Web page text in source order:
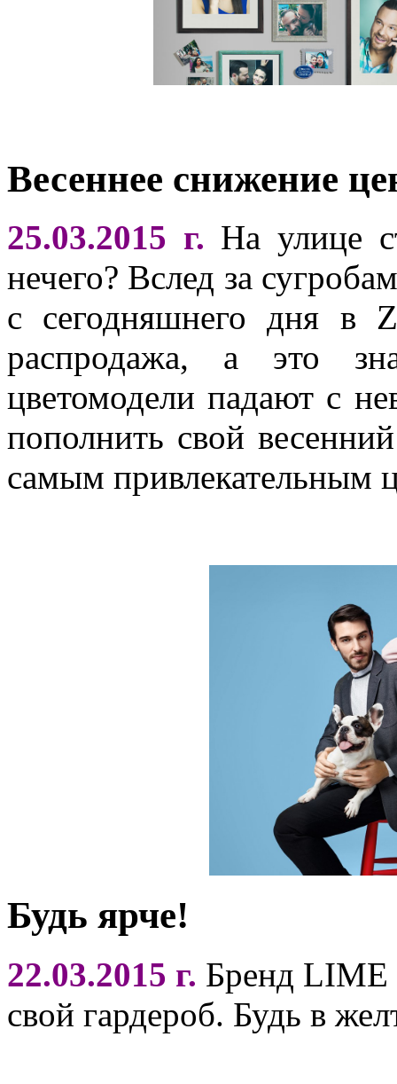
Весеннее снижение
25.03.2015 г. На улице
нечего? Вслед за
с сегодняшнего дня в
распродажа, а это
цветомодели падают с
пополнить свой
самым привлекательным
Будь ярче!
22.03.2015 г. Бренд LIME
свой гардероб. Будь в